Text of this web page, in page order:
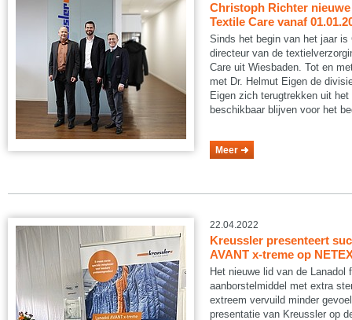
Christoph Richter
Textile Care vanaf
Sinds het begin van het jaar is
directeur van de
Care uit Wiesbaden. Tot en
met Dr. Helmut Eigen de
Eigen zich terugtrekken uit
beschikbaar blijven voor het
Meer
22.04.2022
Kreussler presenteert
AVANT x-treme op
Het nieuwe lid van de
aanborstelmiddel met extra
extreem vervuild minder
presentatie van Kreussler op